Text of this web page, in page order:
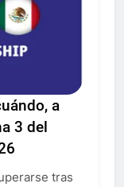
a
3 del
tras